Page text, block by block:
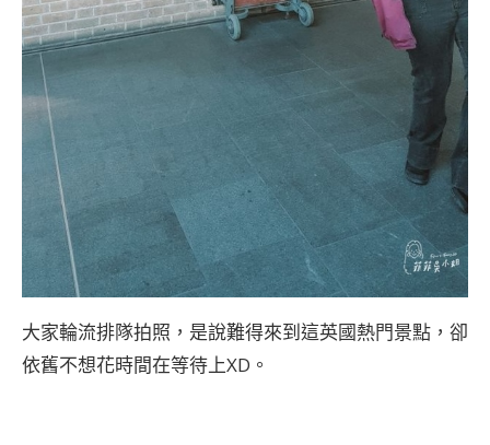
大家輪流排隊拍照，是說難得來到這英國熱門景點，卻
依舊不想花時間在等待上XD。